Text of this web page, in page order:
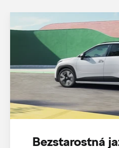
Bezstarostná